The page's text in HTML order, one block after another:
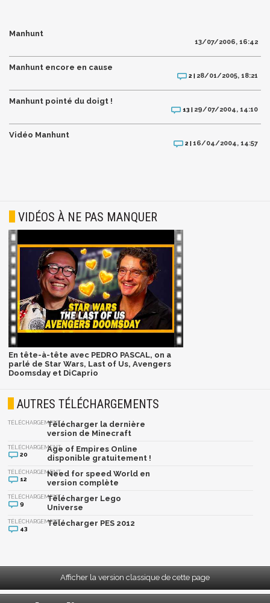
Manhunt
13/07/2006, 16:42
Manhunt encore en cause
2 | 28/01/2005, 18:21
Manhunt pointé du doigt !
13 | 29/07/2004, 14:10
Vidéo Manhunt
2 |16/04/2004, 14:57
VIDÉOS À NE PAS MANQUER
En tête-à-tête avec PEDRO PASCAL, on a
parlé de Star Wars, Last of Us, Avengers
Doomsday et DiCaprio
AUTRES TÉLÉCHARGEMENTS
TÉLÉCHARGEMENTTélécharger la dernière
version de Minecraft
TÉLÉCHARGEMENT
20
Age of Empires Online
disponible gratuitement !
TÉLÉCHARGEMENT
12
Need for speed World en
version complète
TÉLÉCHARGEMENT
9
Télécharger Lego
Universe
TÉLÉCHARGEMENT
43
Télécharger PES 2012
Afficher la version classique de cette page